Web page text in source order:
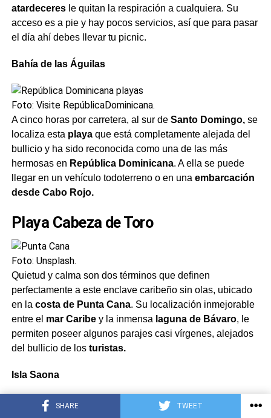
SHARE TWEET
atardeceresle quitan la respiración a cualquiera. Su
acceso es a pie y hay pocos servicios, así que para pasar
el día ahí debes llevar tu picnic.
Bahía de las Águilas
Foto: Visite RepúblicaDominicana.
A cinco horas por carretera, al sur de Santo Domingo,se
localiza esta playa que está completamente alejada del
bullicio y ha sido reconocida como una de las más
hermosas en República Dominicana. A ella se puede
llegar en un vehículo todoterreno o en una embarcación
desde Cabo Rojo.
Playa Cabeza de Toro
Foto: Unsplash.
Quietud y calma son dos términos que definen
perfectamente a este enclave caribeño sin olas, ubicado
en la costa de Punta Cana. Su localización inmejorable
entre el mar Caribey la inmensa laguna de Bávaro, le
permiten poseer algunos parajes casi vírgenes, alejados
del bullicio de los turistas.
Isla Saona